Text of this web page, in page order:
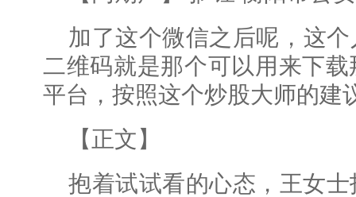
加了这个微信之后呢，这
二维码就是那个可以用来下
平台，按照这个炒股大师的建
【正文】
抱着试试看的心态，王女